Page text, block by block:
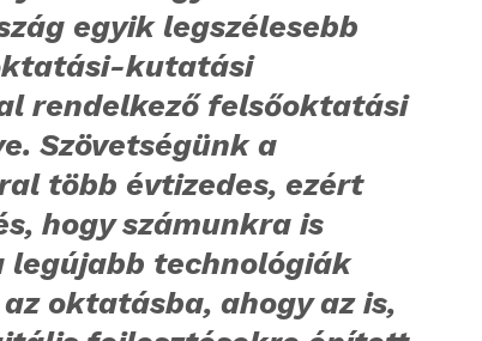
egyik legszélesebb
kutatási
rendelkező felsőoktatási
Szövetségünk a
több évtizedes, ezért
hogy számunkra is
legújabb technológiák
oktatásba, ahogy az is,